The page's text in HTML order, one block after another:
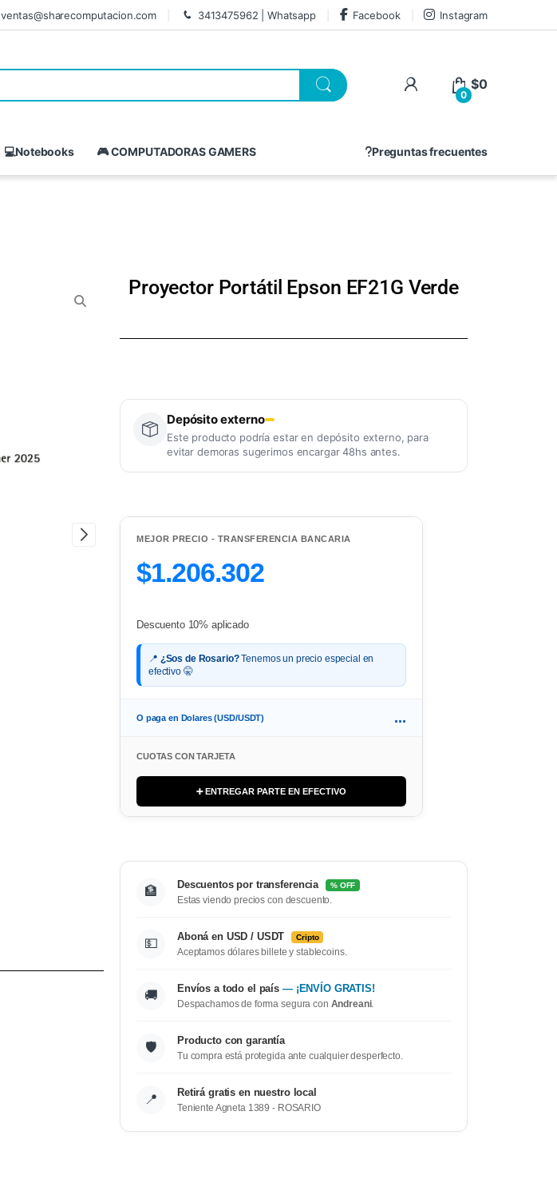
ventas@sharecomputacion.com 3413475962 | Whatsapp Facebook Instagram
0
$0
Preguntas frecuentes
💻Notebooks 🎮 COMPUTADORAS GAMERS
Proyector Portátil Epson EF21G Verde
Depósito externo
Este producto podría estar en depósito externo, para
evitar demoras sugerimos encargar 48hs antes.
MEJOR PRECIO - TRANSFERENCIA BANCARIA
$1.206.302
Descuento 10% aplicado
📍 ¿Sos de Rosario?Tenemos un precio especial en
efectivo 🤫
O paga en Dolares (USD/USDT) ...
CUOTAS CON TARJETA
➕ ENTREGAR PARTE EN EFECTIVO
🏦 Descuentos por transferencia % OFF
Estas viendo precios con descuento.
💵 Aboná en USD / USDT Cripto
Aceptamos dólares billete y stablecoins.
🚚 Envíos a todo el país — ¡ENVÍO GRATIS!
Despachamos de forma segura con Andreani.
🛡️ Producto con garantía
Tu compra está protegida ante cualquier desperfecto.
📍 Retirá gratis en nuestro local
Teniente Agneta 1389 - ROSARIO